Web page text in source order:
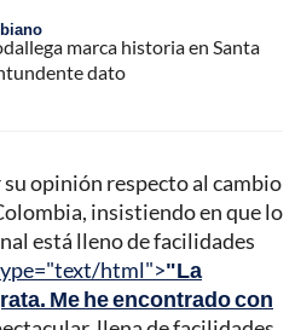
marca historia en Santa
dato
opinión respecto al cambio
insistiendo en que lo
está lleno de facilidades
html">"La
Me he encontrado con